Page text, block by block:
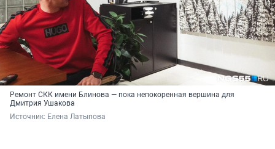
Ремонт СКК имени Блинова — пока непокоренная вершина для
Дмитрия Ушакова
Источник: Елена Латыпова